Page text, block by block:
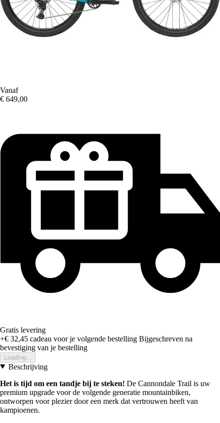
Vanaf
€ 649,00
Gratis levering
+€ 32,45 cadeau voor je volgende bestelling Bijgeschreven na
bevestiging van je bestelling
Loading...
Beschrijving
Het is tijd om een tandje bij te steken! De Cannondale Trail is uw
premium upgrade voor de volgende generatie mountainbiken,
ontworpen voor plezier door een merk dat vertrouwen heeft van
kampioenen.